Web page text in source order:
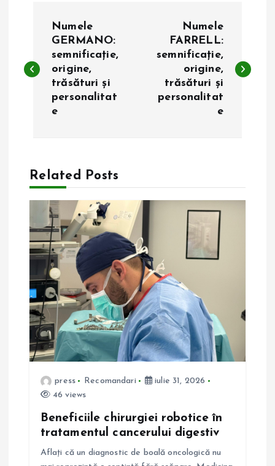
v
a
r
e
n
a
r
Numele
GERMANO:
semnificație,
origine,
trăsături și
personalitat
e
Numele
FARRELL:
semnificație,
origine,
trăsături și
personalitat
e
Related Posts
press Recomandari
iulie 31, 2026
46 views
Beneficiile chirurgiei robotice în
tratamentul cancerului digestiv
Aflați că un diagnostic de boală oncologică nu